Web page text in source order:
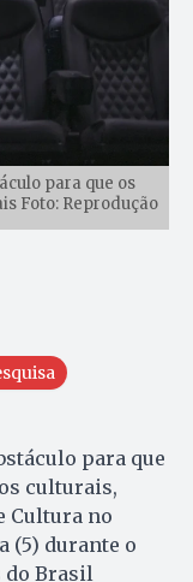
para que os
Foto: Reprodução
para que
culturais,
Cultura no
(5) durante o
do Brasil